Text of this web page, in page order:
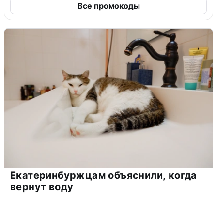
Все промокоды
Екатеринбуржцам объяснили, когда
вернут воду